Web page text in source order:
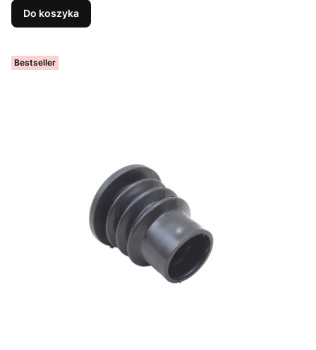
Do koszyka
Bestseller